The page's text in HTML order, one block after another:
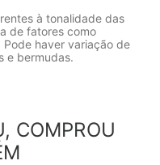
à tonalidade das
de fatores como
Pode haver variação de
e bermudas.
COMPROU